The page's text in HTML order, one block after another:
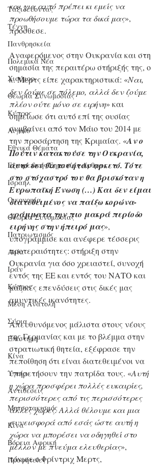
Ταξιδεύοντας
Τέχνη
Πανθρησκεία
Πολεμικά Νέα
Χιούμορ
Θεωρία Συνωμοσίας
Κύπρος
Αιγαίο
Εθνικά Θέματα
Εξαιρετικής Σημασίας Άρθρα
Ισραήλ
Οικονομία
Θεωρία Συνομωσίας
Πατριωτισμός
Ασία
Ιράν
Κύπρος
Μέση Ανατολή
Σύρια
Επιστήμη
Kίνα
Υγεία
Aντιθέσεις
Μητσοτακισμός
Κίνα
Βόρεια Αφρική
Προφητείες
και για αυτό πρέπει κι εμείς να
προωθήσουμε τώρα τα δικά μας»,
πρόσθεσε.
Αναφερόμενος στην Ουκρανία και στη
σημασία της περαιτέρω στήριξής της, ο
κ. Μερτς είπε χαρακτηριστικά: «Ναι,
δεν ζούμε σε πόλεμο, αλλά δεν ζούμε
πλέον ούτε μόνο σε ειρήνη» και
σημείωσε ότι αυτό επί της ουσίας
συμβαίνει από τον Μάιο του 2014 με
την προσάρτηση της Κριμαίας. «Αν ο
Πούτιν κατακτούσε την Ουκρανία,
αυτό δεν θα του ήταν αρκετό. Τότε
στο στόχαστρό του θα βρισκόταν η
Ευρωπαϊκή Ένωση (…) Και δεν είμαι
διατεθειμένος να παίξω κορώνα-
γράμματα την πιο μακρά περίοδο
ειρήνης στην ήπειρό μας»,
υπογράμμισε και ανέφερε τέσσερις
προτεραιότητες: στήριξη στην
Ουκρανία για όσο χρειαστεί, συνοχή
εντός της ΕΕ και εντός του ΝΑΤΟ και
μαζικές επενδύσεις στις δικές μας
αμυντικές ικανότητες.
Απευθυνόμενος μάλιστα στους νέους
της Γερμανίας και με το βλέμμα στην
στρατιωτική θητεία, εξέφρασε την
πεποίθηση ότι είναι διατεθειμένοι να
υπηρετήσουν την πατρίδα τους. «Αυτή
η χώρα προσφέρει πολλές ευκαιρίες,
περισσότερες από τις περισσότερες
άλλες χώρες. Αλλά θέλουμε και μια
συνεισφορά από εσάς ώστε αυτή η
χώρα να μπορέσει να οδηγηθεί στο
μέλλον με πνεύμα ελευθερίας»,
τόνισε ο Φρίντριχ Μερτς,